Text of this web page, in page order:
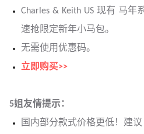
Charles & Keith US 现有 马
速抢限定新年小马包。
无需使用优惠码。
立即购买>>
5姐友情提示：
国内部分款式价格更低！建